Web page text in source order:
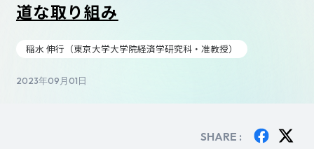
道な取り組み
稲水 伸行（東京大学大学院経済学研究科・准教授）
2023年09月01日
SHARE :